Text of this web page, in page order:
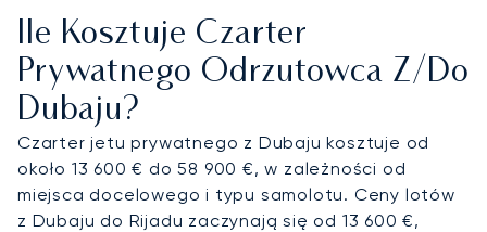
dedykowaną infrastrukturę dla lotnictwa
biznesowego. Doradzamy Państwu najbardziej
efektywne rozwiązanie, w zależności od planu
podróży – czy to lądowanie blisko spotkań w
mieście, czy unikanie zatorów podczas
najważniejszych wydarzeń. Transfery helikopterem
pozwalają na dotarcie bezpośrednio do
ikonicznych hoteli, takich jak Burdż al-Arab, czy
Ile Kosztuje Czarter
Prywatnego Odrzutowca Z/do
Dubaju?
Czarter jetu prywatnego z Dubaju kosztuje od
około 13 600 € do 58 900 €, w zależności od
miejsca docelowego i typu samolotu. Ceny lotów
z Dubaju do Rijadu zaczynają się od 13 600 €,